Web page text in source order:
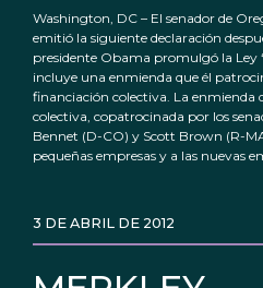
Washington, DC – El senador de
emitió la siguiente declaración
presidente Obama promulgó la Ley
incluye una enmienda que él
financiación colectiva. La enmienda
colectiva, copatrocinada por los
Bennet (D-CO) y Scott Brown (R-
pequeñas empresas y a las nuevas
3 DE ABRIL DE 2012